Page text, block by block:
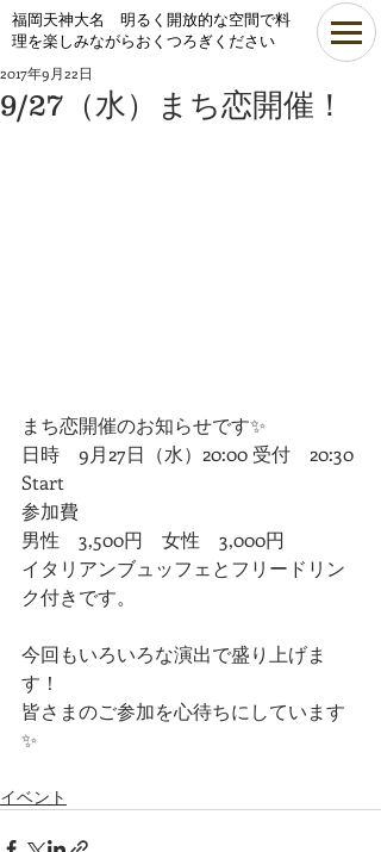
​福岡天神大名 明るく開放的な空間で料
理を楽しみながらおくつろぎください
9/27（水）まち恋開催！
2017年9月22日
まち恋開催のお知らせです✨
日時　9月27日（水）20:00 受付　20:30
Start
参加費
男性　3,500円　女性　3,000円
イタリアンブュッフェとフリードリン
ク付きです。
今回もいろいろな演出で盛り上げま
す！
皆さまのご参加を心待ちにしています
✨
イベント